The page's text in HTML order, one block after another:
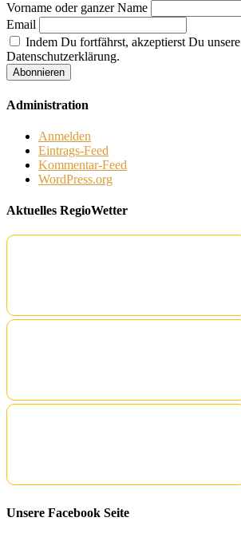
Vorname oder ganzer Name
Email
Indem Du fortfährst, akzeptierst Du unsere
Datenschutzerklärung.
Administration
Anmelden
Eintrags-Feed
Kommentar-Feed
WordPress.org
Aktuelles RegioWetter
Unsere Facebook Seite